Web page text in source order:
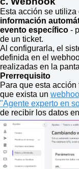
Esta acción se
información
evento específico -
de un ticket.
Al configurarla, el
definida en el
realizadas en la
Prerrequisito
Para que esta
que exista un
"Agente experto en
de recibir los datos